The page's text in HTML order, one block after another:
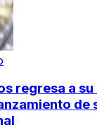
regresa a
de